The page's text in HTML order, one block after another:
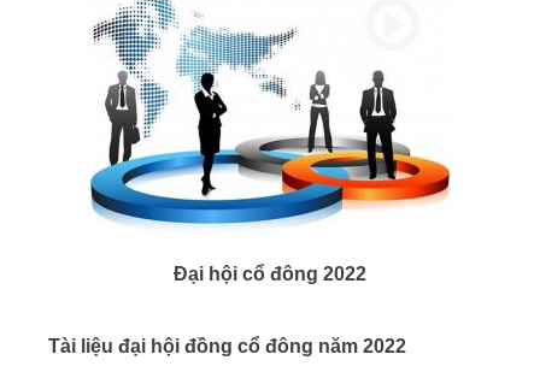
Đại hội cổ đông 2022
Tài liệu đại hội đồng cổ đông năm 2022